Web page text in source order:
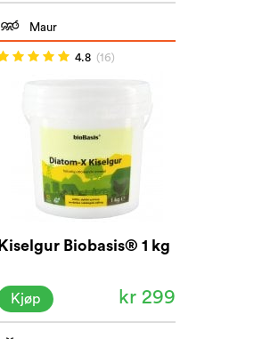
Maur
4.8 (16)
Kiselgur Biobasis® 1 kg
kr 299
Kjøp